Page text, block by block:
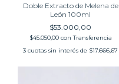
Doble Extracto de Melena de
León 100ml
$53.000,00
$45.050,00 con Transferencia
3 cuotas sin interés de $17.666,67